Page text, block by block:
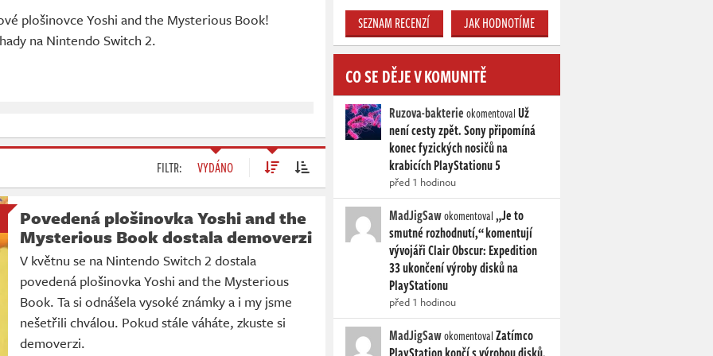
plošinovce Yoshi and the Mysterious Book!
na Nintendo Switch 2.
FILTR: VYDÁNO
Povedená plošinovka Yoshi and the
Mysterious Book dostala demoverzi
V květnu se na Nintendo Switch 2 dostala
povedená plošinovka Yoshi and the Mysterious
Book. Ta si odnášela vysoké známky a i my jsme
nešetřili chválou. Pokud stále váháte, zkuste si
demoverzi.
SEZNAM RECENZÍ JAK HODNOTÍME
CO SE DĚJE V KOMUNITĚ
Ruzova-bakterieokomentovalUž
není cesty zpět. Sony připomíná
konec fyzických nosičů na
krabicích PlayStationu 5
před 1 hodinou
MadJigSawokomentoval„Je to
smutné rozhodnutí,“ komentují
vývojáři Clair Obscur: Expedition
33 ukončení výroby disků na
PlayStationu
před 1 hodinou
MadJigSawokomentovalZatímco